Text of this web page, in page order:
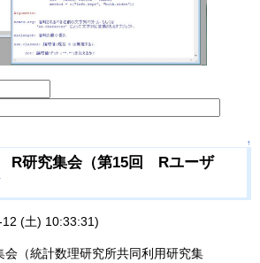
↑
R研究集会（第15回 Rユーザ
(土) 10:33:31)
会（統計数理研究所共同利用研究集